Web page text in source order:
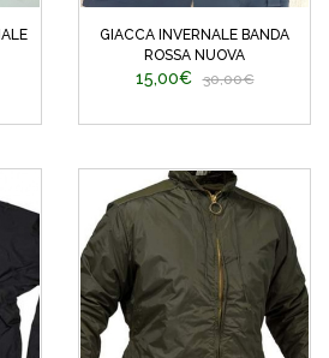
GIACCA INVERNALE BANDA
ROSSA NUOVA
15,00€ 30,00€